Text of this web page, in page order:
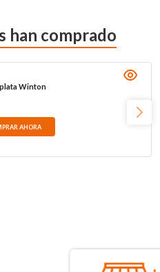
han comprado
Winton
AHORA